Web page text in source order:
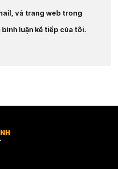
và trang web trong
luận kế tiếp của tôi.